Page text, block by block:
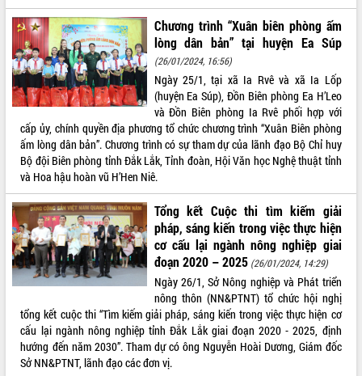
Chương trình “Xuân biên phòng ấm
lòng dân bản” tại huyện Ea Súp
(26/01/2024, 16:56)
Ngày 25/1, tại xã Ia Rvê và xã Ia Lốp
(huyện Ea Súp), Đồn Biên phòng Ea H’Leo
và Đồn Biên phòng Ia Rvê phối hợp với
cấp ủy, chính quyền địa phương tổ chức chương trình “Xuân Biên phòng
ấm lòng dân bản”. Chương trình có sự tham dự của lãnh đạo Bộ Chỉ huy
Bộ đội Biên phòng tỉnh Đắk Lắk, Tỉnh đoàn, Hội Văn học Nghệ thuật tỉnh
và Hoa hậu hoàn vũ H’Hen Niê.
Tổng kết Cuộc thi tìm kiếm giải
pháp, sáng kiến trong việc thực hiện
cơ cấu lại ngành nông nghiệp giai
đoạn 2020 – 2025 (26/01/2024, 14:29)
Ngày 26/1, Sở Nông nghiệp và Phát triển
nông thôn (NN&PTNT) tổ chức hội nghị
tổng kết cuộc thi “Tìm kiếm giải pháp, sáng kiến trong việc thực hiện cơ
cấu lại ngành nông nghiệp tỉnh Đắk Lắk giai đoạn 2020 - 2025, định
hướng đến năm 2030”. Tham dự có ông Nguyễn Hoài Dương, Giám đốc
Sở NN&PTNT, lãnh đạo các đơn vị.